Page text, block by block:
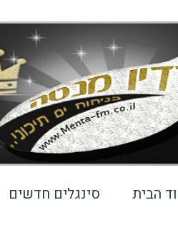
הבית סינגלים חדשים